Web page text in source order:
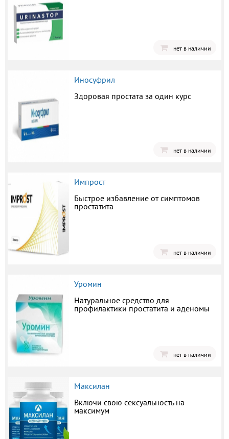
нет в наличии
Иносуфрил
Здоровая простата за один курс
нет в наличии
Импрост
Быстрое избавление от симптомов
простатита
нет в наличии
Уромин
Натуральное средство для
профилактики простатита и аденомы
нет в наличии
Максилан
Включи свою сексуальность на
максимум